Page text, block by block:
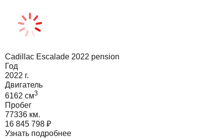
Cadillac Escalade 2022 pension
Год
2022 г.
Двигатель
6162 cм3
Пробег
77336 км.
16 845 798 ₽
Узнать подробнее